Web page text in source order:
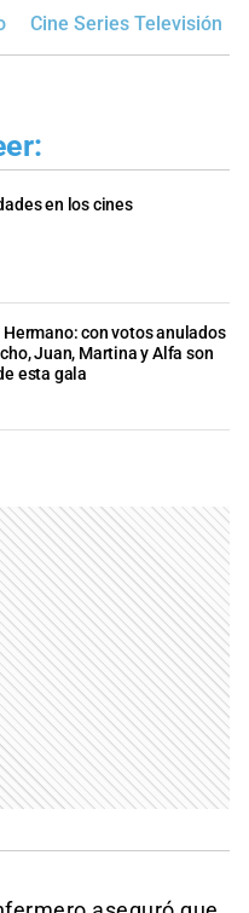
Cine Series Televisión
en los cines
Hermano: con votos anulados
Juan, Martina y Alfa son
esta gala